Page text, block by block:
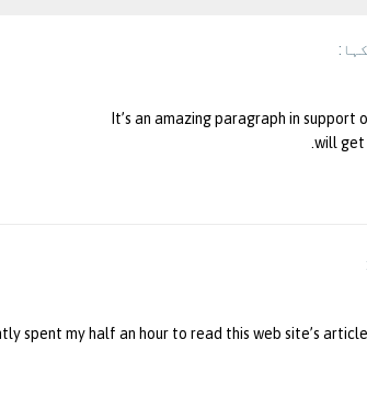
It’s an amazing paragraph in
will get
spent my half an hour to read this web site’s